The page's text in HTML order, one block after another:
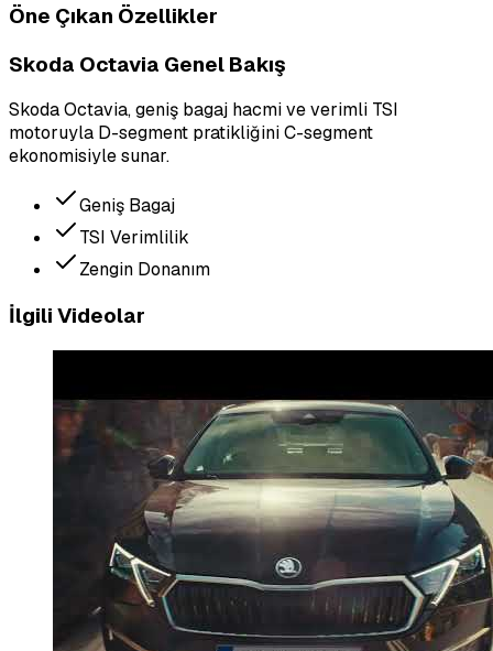
Öne Çıkan Özellikler
Skoda Octavia Genel Bakış
Skoda Octavia, geniş bagaj hacmi ve verimli TSI
motoruyla D-segment pratikliğini C-segment
ekonomisiyle sunar.
Geniş Bagaj
TSI Verimlilik
Zengin Donanım
İlgili Videolar